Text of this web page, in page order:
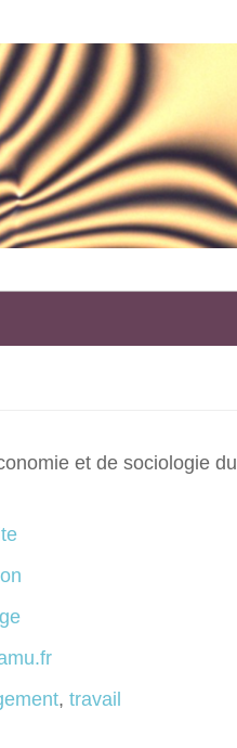
et de sociologie du
, travail